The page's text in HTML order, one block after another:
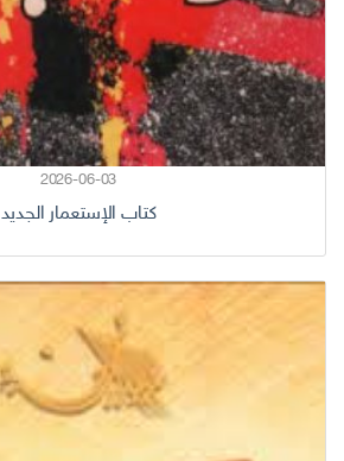
2026-06-03
كتاب الإستعمار الجديد